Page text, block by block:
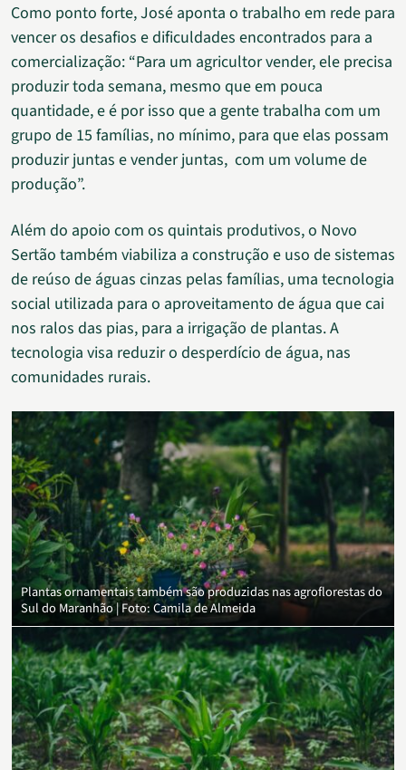
Como ponto forte, José aponta o trabalho em rede para
vencer os desafios e dificuldades encontrados para a
comercialização: “Para um agricultor vender, ele precisa
produzir toda semana, mesmo que em pouca
quantidade, e é por isso que a gente trabalha com um
grupo de 15 famílias, no mínimo, para que elas possam
produzir juntas e vender juntas, com um volume de
produção”.
Além do apoio com os quintais produtivos, o Novo
Sertão também viabiliza a construção e uso de sistemas
de reúso de águas cinzas pelas famílias, uma tecnologia
social utilizada para o aproveitamento de água que cai
nos ralos das pias, para a irrigação de plantas. A
tecnologia visa reduzir o desperdício de água, nas
comunidades rurais.
Plantas ornamentais também são produzidas nas agroflorestas do
Sul do Maranhão | Foto: Camila de Almeida